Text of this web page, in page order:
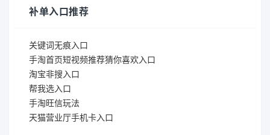
补单入口推荐
关键词无痕入口
手淘首页短视频推荐猜你喜欢入口
淘宝非搜入口
帮我选入口
手淘旺信玩法
天猫营业厅手机卡入口